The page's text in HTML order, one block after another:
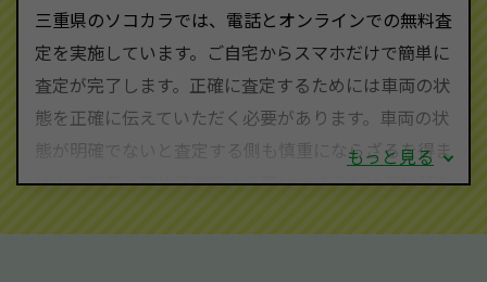
590-870）までお問い合わせ下さい。
査定・ご相談・見積もりはすべて無料で行います。安
心してお問い合わせください。
三重県のソコカラでは、電話とオンラインでの無料査
定を実施しています。ご自宅からスマホだけで簡単に
査定が完了します。正確に査定するためには車両の状
態を正確に伝えていただく必要があります。車両の状
態が明確でないと査定する側も慎重にならざるを得ま
せん。廃車・事故車査定する際はできるだけ車検証を
もっと見る